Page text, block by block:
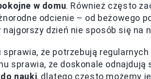
w domu. Również często
odcienie – od beżowego
dzień nie sposób się na
że potrzebują
sprawia, że doskonale odnajdują
nauki, dlatego często możemy